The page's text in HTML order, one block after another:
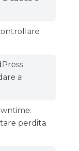
a
perdita